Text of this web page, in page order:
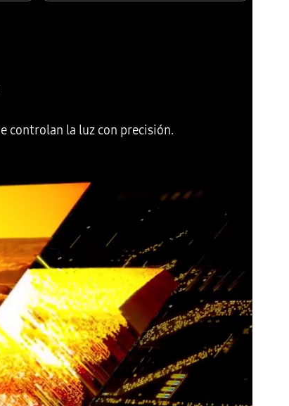
controlan la luz con precisión.